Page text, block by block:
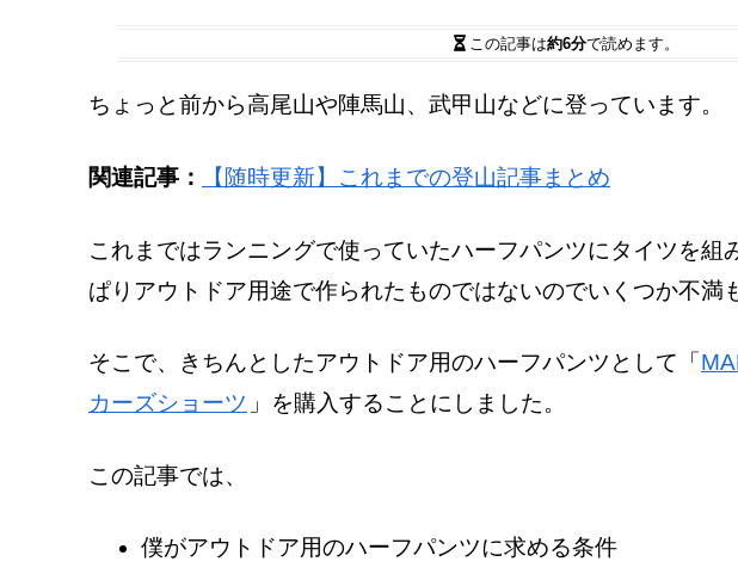
この記事は約6分で読めます。
ちょっと前から高尾山や陣馬山、武甲山などに登っています。
関連記事： 【随時更新】これまでの登山記事まとめ
これまではランニングで使っていたハーフパンツにタイツを組
ぱりアウトドア用途で作られたものではないのでいくつか不満
そこで、きちんとしたアウトドア用のハーフパンツとして「
カーズショーツ 」を購入することにしました。
この記事では、
僕がアウトドア用のハーフパンツに求める条件